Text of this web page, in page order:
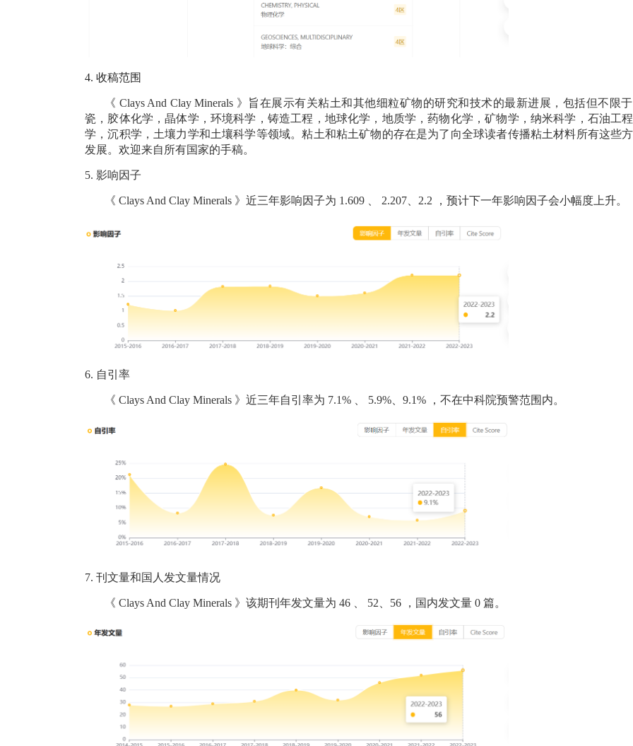
4. 收稿范围
《 Clays And Clay Minerals 》旨在展示有关粘土和其他细粒矿物的研究和技术的最新进展，包括但不限
瓷，胶体化学，晶体学，环境科学，铸造工程，地球化学，地质学，药物化学，矿物学，纳米科学，石油工
学，沉积学，土壤力学和土壤科学等领域。粘土和粘土矿物的存在是为了向全球读者传播粘土材料所有这些
发展。欢迎来自所有国家的手稿。
5. 影响因子
《 Clays And Clay Minerals 》近三年影响因子为 1.609 2.207、2.2 ，预计下一年影响因子会小幅度上升。
6. 自引率
《 Clays And Clay Minerals 》近三年自引率为 7.1% 5.9%、9.1% ，不在中科院预警范围内。
7. 刊文量和国人发文量情况
《 Clays And Clay Minerals 》该期刊年发文量为 46 52、56 ，国内发文量 0 篇。